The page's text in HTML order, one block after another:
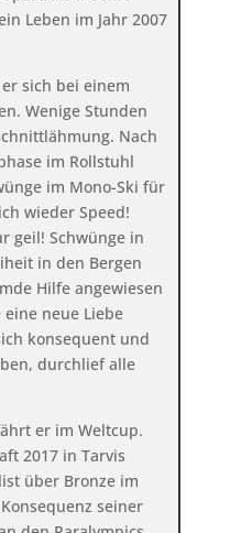
Leben im Jahr 2007
sich bei einem
Wenige Stunden
Nach
im Rollstuhl
im Mono-Ski für
wieder Speed!
geil! Schwünge in
in den Bergen
Hilfe angewiesen
neue Liebe
konsequent und
durchlief alle
er im Weltcup.
2017 in Tarvis
über Bronze im
seiner